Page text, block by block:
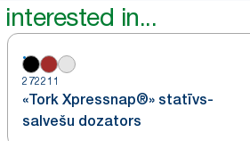
in...
272211
«Tork Xpressnap®» statīvs-
salvešu dozators